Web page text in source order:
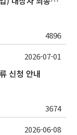
4896
신청 안내
3674
2026-07-01
2026-06-08